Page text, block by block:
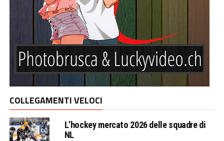
COLLEGAMENTI VELOCI
L’hockey mercato 2026 delle squadre di
NL